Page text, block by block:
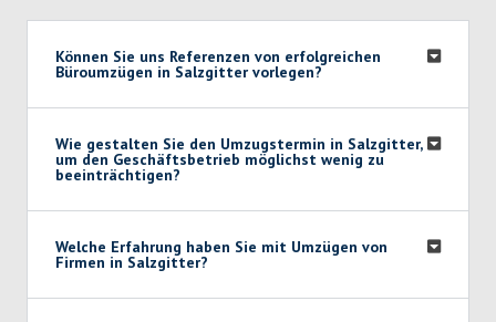
Können Sie uns Referenzen von erfolgreichen
Büroumzügen in Salzgitter vorlegen?
Wie gestalten Sie den Umzugstermin in Salzgitter,
um den Geschäftsbetrieb möglichst wenig zu
beeinträchtigen?
Welche Erfahrung haben Sie mit Umzügen von
Firmen in Salzgitter?